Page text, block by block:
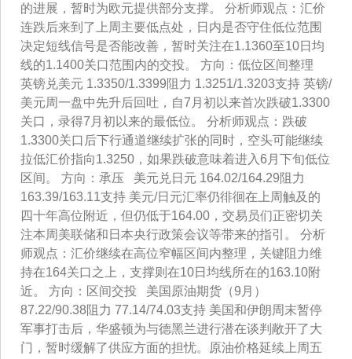
的进展，暂时为欧元提供部分支撑。 分析师观点：汇价
连跌后来到了上周主要低点处，日内是否守住低位范围
决定短线信号是否能改善，暂时关注在1.1360至10日均
线的1.1400关口范围内的交投。 方向：低位区间整理
英镑兑美元 1.3350/1.3399阻力 1.3251/1.3203支持 英镑/
美元周一盘中先升后回吐，自7月初以来首次跌破1.3300
关口，录得7月初以来的最低位。 分析师观点：跌破
1.3300关口后下行通道继续扩张的同时，空头可能继续
拉低汇价指向1.3250，如果跌破意味着进入6月下旬低位
区间。 方向：承压 美元兑日元 164.02/164.29阻力
163.39/163.11支持 美元/日元汇率仍徘徊在上周触及的
四十年高位附近，但仍低于164.00，交易员们正密切关
注本周美联储和日本央行政策会议等带来的指引。 分析
师观点：汇价继续在高位窄幅区间内整理，关键阻力维
持在164关口之上，支撑则在10日均线所在的163.10附
近。 方向：区间交投 美国原油期货（9月）
87.22/90.38阻力 77.14/74.03支持 美国和伊朗周末暂停
军事打击后，华盛顿为与德黑兰进行潜在谈判敞开了大
门，暂时缓解了供应方面的担忧。原油价格延续上周五